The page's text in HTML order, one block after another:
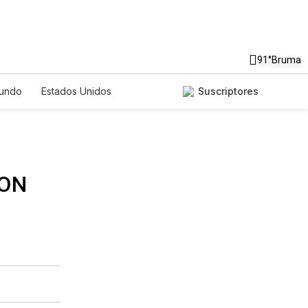
91°Bruma
Estados Unidos
Suscriptores